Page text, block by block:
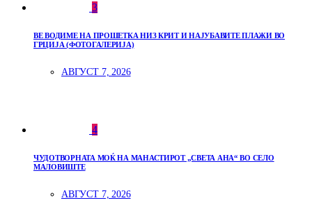
3
ВЕ ВОДИМЕ НА ПРОШЕТКА НИЗ КРИТ И НАЈУБАВИТЕ ПЛАЖИ ВО
ГРЦИЈА (ФОТОГАЛЕРИЈА)
АВГУСТ 7, 2026
4
ЧУДОТВОРНАТА МОЌ НА МАНАСТИРОТ „СВЕТА АНА“ ВО СЕЛО
МАЛОВИШТЕ
АВГУСТ 7, 2026